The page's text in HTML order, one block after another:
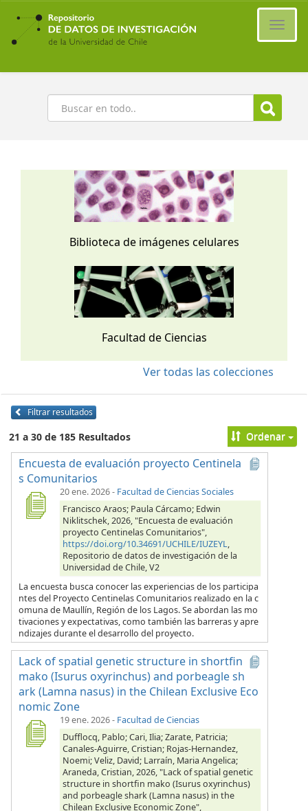
Ir
contenido
principal
Buscar
Biblioteca de imágenes celulares
Facultad de Ciencias
Ver todas las colecciones
Filtrar resultados
21 a 30 de 185 Resultados Ordenar
Encuesta de evaluación proyecto Centinela
s Comunitarios
20 ene. 2026- Facultad de Ciencias Sociales
Francisco Araos; Paula Cárcamo; Edwin
Niklitschek, 2026, "Encuesta de evaluación
proyecto Centinelas Comunitarios",
https://doi.org/10.34691/UCHILE/IUZEYL,
Repositorio de datos de investigación de la
Universidad de Chile, V2
La encuesta busca conocer las experiencias de los participa
ntes del Proyecto Centinelas Comunitarios realizado en la c
omuna de Maullín, Región de los Lagos. Se abordan las mo
tivaciones y expectativas, como también las barreras y apre
ndizajes durante el desarrollo del proyecto.
Lack of spatial genetic structure in shortfin
mako (Isurus oxyrinchus) and porbeagle sh
ark (Lamna nasus) in the Chilean Exclusive Eco
nomic Zone
19 ene. 2026- Facultad de Ciencias
Dufflocq, Pablo; Cari, Ilia; Zarate, Patricia;
Canales-Aguirre, Cristian; Rojas-Hernandez,
Noemi; Veliz, David; Larraín, Maria Angelica;
Araneda, Cristian, 2026, "Lack of spatial genetic
structure in shortfin mako (Isurus oxyrinchus)
and porbeagle shark (Lamna nasus) in the
Chilean Exclusive Economic Zone",